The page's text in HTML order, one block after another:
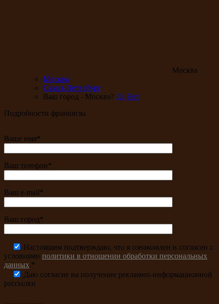
Москва
Москва
Санкт-Петербург
Ваш город - Москва? Да Нет
Подробности франшизы
Ваше имя*
Ваш телефон*
Ваш e-mail*
Ваш город*
Настоящим подтверждаю, что я ознакомлен и согласен с
условиями политики в отношении обработки персональных
данных.*
Даю согласие на получение рекламно-информационной
рассылки